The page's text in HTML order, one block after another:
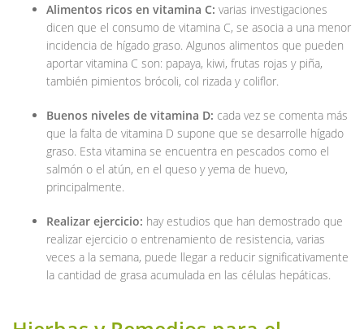
Alimentos ricos en vitamina C: varias investigaciones
dicen que el consumo de vitamina C, se asocia a una menor
incidencia de hígado graso. Algunos alimentos que pueden
aportar vitamina C son: papaya, kiwi, frutas rojas y piña,
también pimientos brócoli, col rizada y coliflor.
Buenos niveles de vitamina D: cada vez se comenta más
que la falta de vitamina D supone que se desarrolle hígado
graso. Esta vitamina se encuentra en pescados como el
salmón o el atún, en el queso y yema de huevo,
principalmente.
Realizar ejercicio: hay estudios que han demostrado que
realizar ejercicio o entrenamiento de resistencia, varias
veces a la semana, puede llegar a reducir significativamente
la cantidad de grasa acumulada en las células hepáticas.